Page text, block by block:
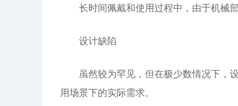
长时间佩戴和使用过程中，由于机械部
设计缺陷
虽然较为罕见，但在极少数情况下，设
用场景下的实际需求。